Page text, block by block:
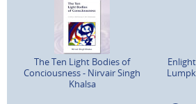
The Ten Light Bodies of
Conciousness - Nirvair Singh
Khalsa